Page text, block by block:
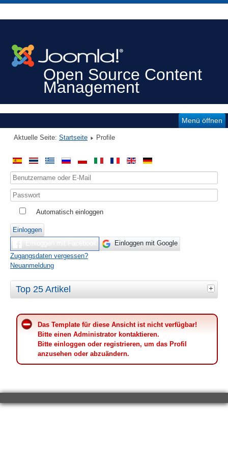
Open Source Content
Management
Menü öffnen
Aktuelle Seite: Startseite Profile
Automatisch einloggen
Einloggen
Einloggen mit Google
Zugangsdaten vergessen?
Neuanmeldung
Top 25 Artikel
Das Template für diese Ansicht ist nicht verfügbar!
Bitte einen Administrator kontaktieren.
Bitte einloggen oder registrieren, um das Profil
anzusehen oder abzuändern.